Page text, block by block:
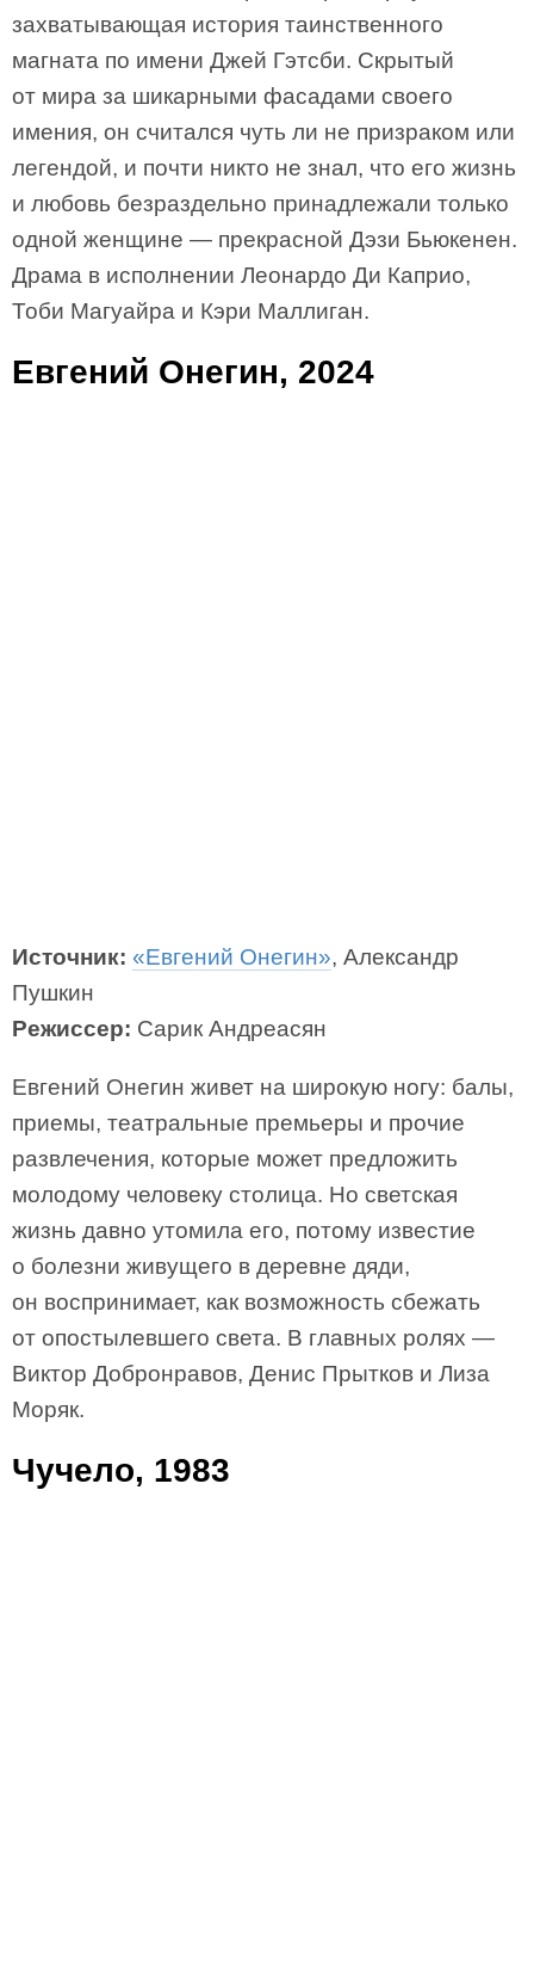
захватывающая история таинственного
магната по имени Джей Гэтсби. Скрытый
от мира за шикарными фасадами своего
имения, он считался чуть ли не призраком или
легендой, и почти никто не знал, что его жизнь
и любовь безраздельно принадлежали только
одной женщине — прекрасной Дэзи Бьюкенен.
Драма в исполнении Леонардо Ди Каприо,
Тоби Магуайра и Кэри Маллиган.
Евгений Онегин, 2024
Источник: «Евгений Онегин», Александр
Пушкин
Режиссер: Сарик Андреасян
Евгений Онегин живет на широкую ногу: балы,
приемы, театральные премьеры и прочие
развлечения, которые может предложить
молодому человеку столица. Но светская
жизнь давно утомила его, потому известие
о болезни живущего в деревне дяди,
он воспринимает, как возможность сбежать
от опостылевшего света. В главных ролях —
Виктор Добронравов, Денис Прытков и Лиза
Моряк.
Чучело, 1983